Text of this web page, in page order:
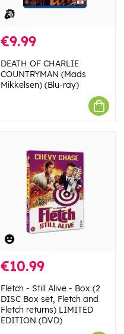
€9.99
DEATH OF CHARLIE
COUNTRYMAN (Mads
Mikkelsen) (Blu-ray)
€10.99
Fletch - Still Alive - Box (2
DISC Box set, Fletch and
Fletch returns) LIMITED
EDITION (DVD)